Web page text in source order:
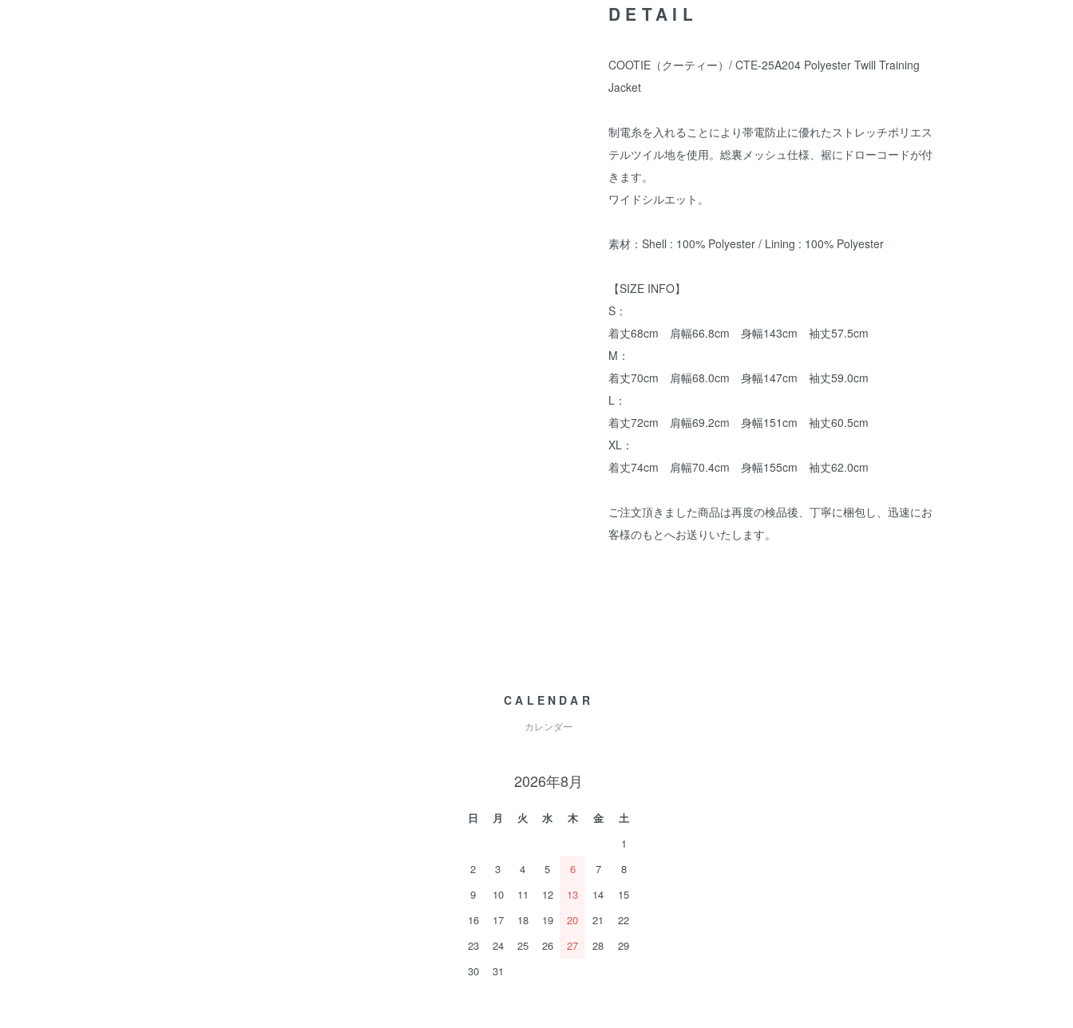
DETAIL
COOTIE（クーティー）/ CTE-25A204 Polyester Twill Training
Jacket
制電糸を入れることにより帯電防止に優れたストレッチポリエス
テルツイル地を使用。総裏メッシュ仕様、裾にドローコードが付
きます。
ワイドシルエット。
素材：Shell : 100% Polyester / Lining : 100% Polyester
【SIZE INFO】
S：
着丈68cm 肩幅66.8cm 身幅143cm 袖丈57.5cm
M：
着丈70cm 肩幅68.0cm 身幅147cm 袖丈59.0cm
L：
着丈72cm 肩幅69.2cm 身幅151cm 袖丈60.5cm
XL：
着丈74cm 肩幅70.4cm 身幅155cm 袖丈62.0cm
ご注文頂きました商品は再度の検品後、丁寧に梱包し、迅速にお
客様のもとへお送りいたします。
CALENDAR
カレンダー
2026年8月
日 月 火 水 木 金
土
1
2
3 4 5 6 7
8
9
10 11 12 13 14
15
16
17 18 19 20 21
22
23
24 25 26 27 28
29
30
31